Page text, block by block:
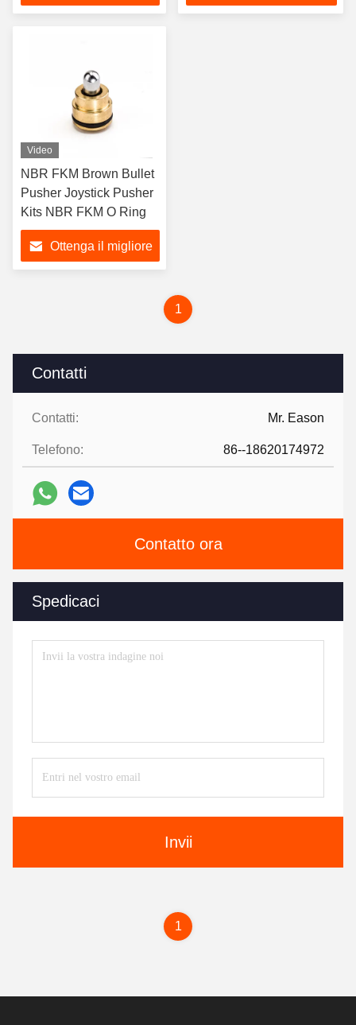
Contatti
Contatti: Mr. Eason
Telefono: 86--18620174972
Contatto ora
Spedicaci
Invii
Video
NBR FKM Brown Bullet
Pusher Joystick Pusher
Kits NBR FKM O Ring
Ottenga il migliore
1
1